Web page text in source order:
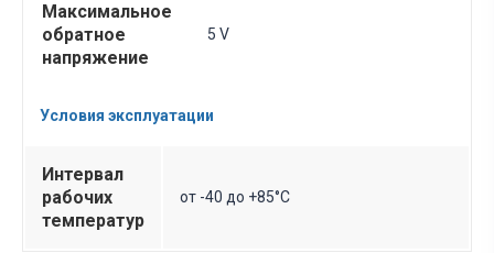
Максимальное
обратное
напряжение
5 V
Условия эксплуатации
Интервал
рабочих
температур
от -40 до +85°C